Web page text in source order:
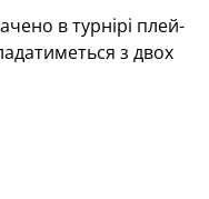
в турнірі плей-
з двох